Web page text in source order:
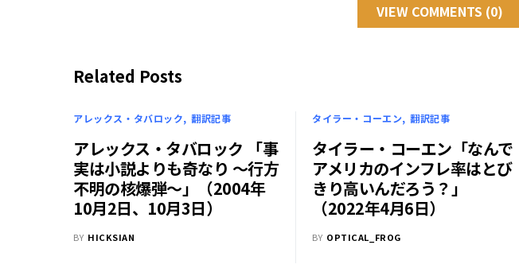
VIEW COMMENTS (0)
Related Posts
アレックス・タバロック 翻訳記事
アレックス・タバロック 「事
実は小説よりも奇なり ～行方
不明の核爆弾～」（2004年
10月2日、10月3日）
BY HICKSIAN
タイラー・コーエン 翻訳記事
タイラー・コーエン「なんで
アメリカのインフレ率はとび
きり高いんだろう？」
（2022年4月6日）
BY OPTICAL_FROG